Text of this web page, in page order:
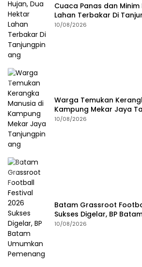
Cuaca Panas dan Minim
Lahan Terbakar Di
10/08/2026
Warga Temukan
Kampung Mekar Jaya
10/08/2026
Batam Grassroot
Sukses Digelar, BP
Pemenang
10/08/2026